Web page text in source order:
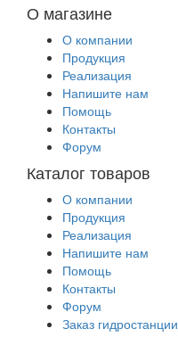
О магазине
О компании
Продукция
Реализация
Напишите нам
Помощь
Контакты
Форум
Каталог товаров
О компании
Продукция
Реализация
Напишите нам
Помощь
Контакты
Форум
Заказ гидростанции